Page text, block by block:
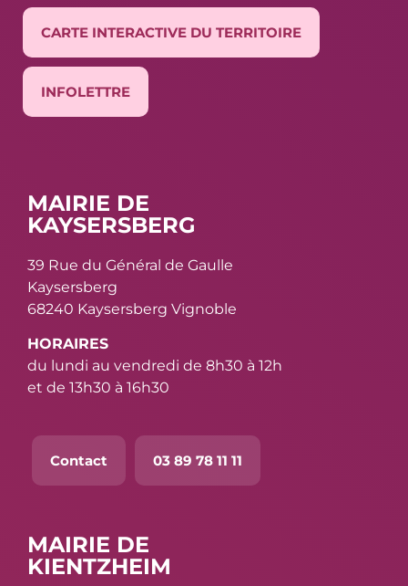
CARTE INTERACTIVE DU TERRITOIRE
INFOLETTRE
MAIRIE DE
KAYSERSBERG
39 Rue du Général de Gaulle
Kaysersberg
68240 Kaysersberg Vignoble
HORAIRES
du lundi au vendredi de 8h30 à 12h
et de 13h30 à 16h30
Contact 03 89 78 11 11
MAIRIE DE
KIENTZHEIM